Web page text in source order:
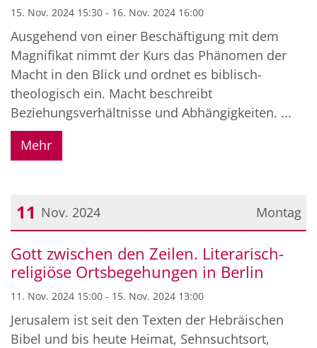
15. Nov. 2024 15:30 - 16. Nov. 2024 16:00
Ausgehend von einer Beschäftigung mit dem
Magnifikat nimmt der Kurs das Phänomen der
Macht in den Blick und ordnet es biblisch-
theologisch ein. Macht beschreibt
Beziehungsverhältnisse und Abhängigkeiten. ...
Mehr
Montag
11 Nov. 2024
Datum: 11. November 2024
Gott zwischen den Zeilen. Literarisch-
religiöse Ortsbegehungen in Berlin
11. Nov. 2024 15:00 - 15. Nov. 2024 13:00
Jerusalem ist seit den Texten der Hebräischen
Bibel und bis heute Heimat, Sehnsuchtsort,